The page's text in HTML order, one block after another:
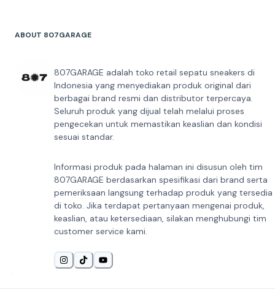
ABOUT 807GARAGE
807GARAGE adalah toko retail sepatu sneakers di
Indonesia yang menyediakan produk original dari
berbagai brand resmi dan distributor terpercaya.
Seluruh produk yang dijual telah melalui proses
pengecekan untuk memastikan keaslian dan kondisi
sesuai standar.
Informasi produk pada halaman ini disusun oleh tim
807GARAGE berdasarkan spesifikasi dari brand serta
pemeriksaan langsung terhadap produk yang tersedia
di toko. Jika terdapat pertanyaan mengenai produk,
keaslian, atau ketersediaan, silakan menghubungi tim
customer service kami.